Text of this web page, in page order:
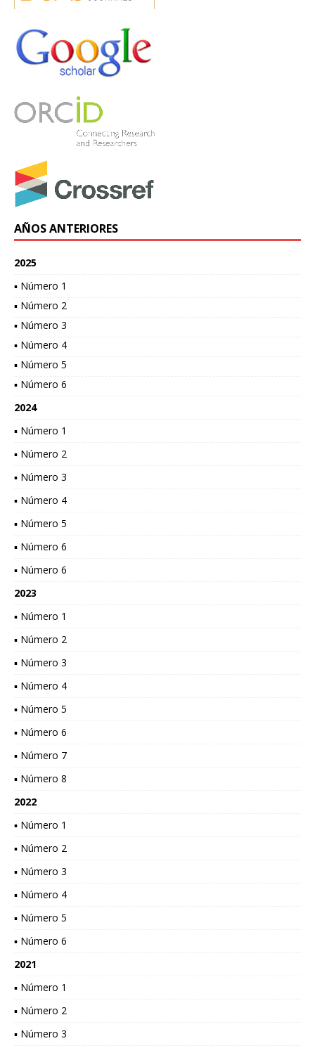
AÑOS ANTERIORES
2025
▪ Número 1
▪ Número 2
▪ Número 3
▪ Número 4
▪ Número 5
▪ Número 6
2024
▪ Número 1
▪ Número 2
▪ Número 3
▪ Número 4
▪ Número 5
▪ Número 6
▪ Número 6
2023
▪ Número 1
▪ Número 2
▪ Número 3
▪ Número 4
▪ Número 5
▪ Número 6
▪ Número 7
▪ Número 8
2022
▪ Número 1
▪ Número 2
▪ Número 3
▪ Número 4
▪ Número 5
▪ Número 6
2021
▪ Número 1
▪ Número 2
▪ Número 3